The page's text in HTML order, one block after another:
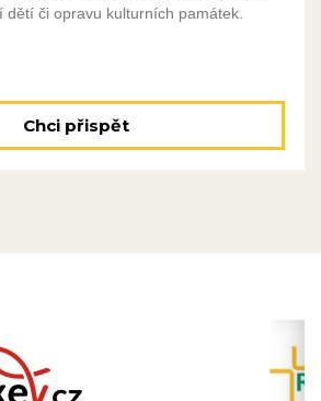
dětí či opravu kulturních památek.
Chci přispět